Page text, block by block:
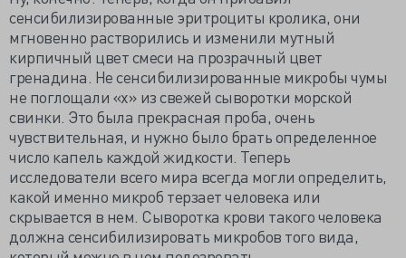
сенсибилизированные эритроциты кролика, они
мгновенно растворились и изменили мутный
кирпичный цвет смеси на прозрачный цвет
гренадина. Не сенсибилизированные микробы чумы
не поглощали «х» из свежей сыворотки морской
свинки. Это была прекрасная проба, очень
чувствительная, и нужно было брать определенное
число капель каждой жидкости. Теперь
исследователи всего мира всегда могли определить,
какой именно микроб терзает человека или
скрывается в нем. Сыворотка крови такого человека
должна сенсибилизировать микробов того вида,